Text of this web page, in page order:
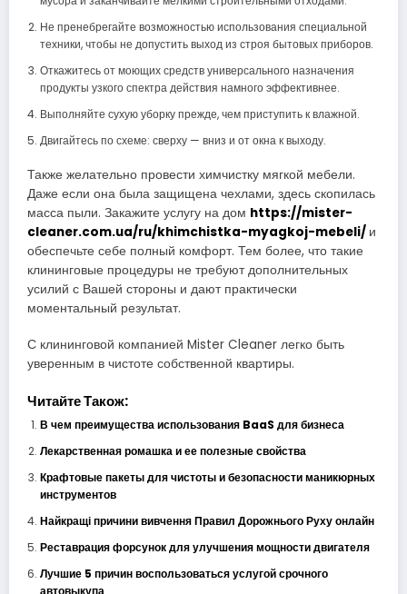
Не пренебрегайте возможностью использования специальной
техники, чтобы не допустить выход из строя бытовых приборов.
Откажитесь от моющих средств универсального назначения
продукты узкого спектра действия намного эффективнее.
Выполняйте сухую уборку прежде, чем приступить к влажной.
Двигайтесь по схеме: сверху — вниз и от окна к выходу.
Также желательно провести химчистку мягкой мебели.
Даже если она была защищена чехлами, здесь скопилась
масса пыли. Закажите услугу на дом https://mister-
cleaner.com.ua/ru/khimchistka-myagkoj-mebeli/ и
обеспечьте себе полный комфорт. Тем более, что такие
клининговые процедуры не требуют дополнительных
усилий с Вашей стороны и дают практически
моментальный результат.
С клининговой компанией Mister Cleaner легко быть
уверенным в чистоте собственной квартиры.
Читайте Також:
В чем преимущества использования BaaS для бизнеса
Лекарственная ромашка и ее полезные свойства
Крафтовые пакеты для чистоты и безопасности маникюрных
инструментов
Найкращі причини вивчення Правил Дорожнього Руху онлайн
Реставрация форсунок для улучшения мощности двигателя
Лучшие 5 причин воспользоваться услугой срочного
автовыкупа